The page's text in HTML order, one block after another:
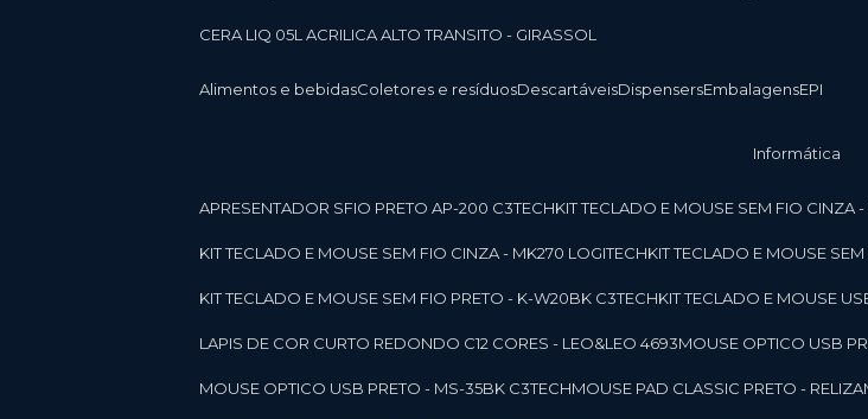
CERA LIQ 05L ACRILICA ALTO TRANSITO - GIRASSOL
Alimentos e bebidas Coletores e resíduos Descartáveis Dispensers Embalagens EPI
Informática
APRESENTADOR SFIO PRETO AP-200 C3TECH KIT TECLADO E MOUSE SEM FIO CINZA
KIT TECLADO E MOUSE SEM FIO CINZA - MK270 LOGITECH KIT TECLADO E MOUSE
KIT TECLADO E MOUSE SEM FIO PRETO - K-W20BK C3TECH KIT TECLADO E MOUSE
LAPIS DE COR CURTO REDONDO C12 CORES - LEO&LEO 4693 MOUSE OPTICO USB
MOUSE OPTICO USB PRETO - MS-35BK C3TECH MOUSE PAD CLASSIC PRETO - RELIZA